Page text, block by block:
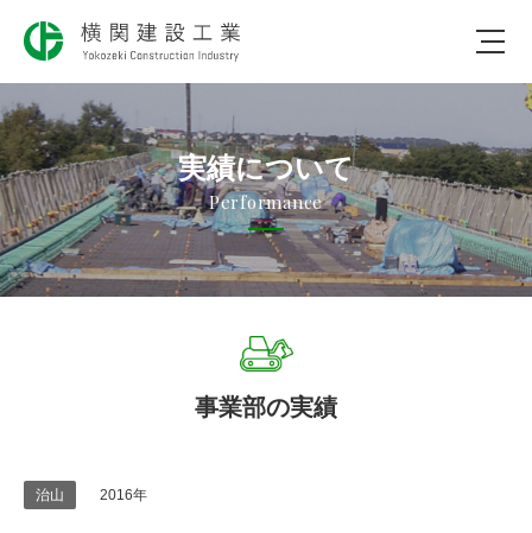
会社のコト
仕事のコト
社会のコト
実績について
Performance
事業部の実績
治山 2016年